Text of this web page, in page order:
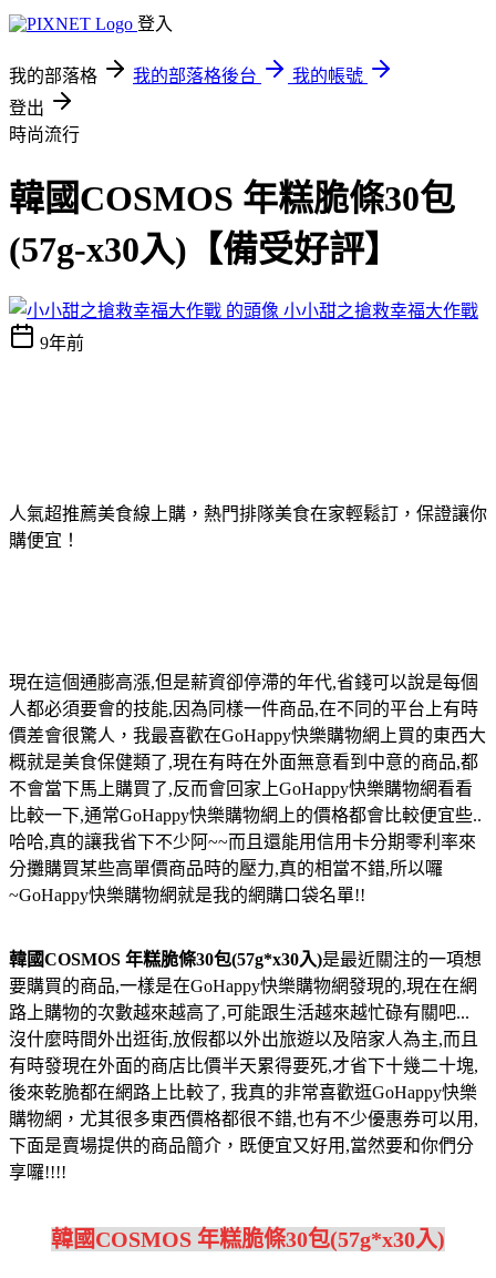
登入
我的部落格 我的部落格後台
我的帳號
登出
時尚流行
韓國COSMOS 年糕脆條30包
(57g-x30入)【備受好評】
小小甜之搶救幸福大作戰
9年前
人氣超推薦美食線上購，熱門排隊美食在家輕鬆訂，保證讓你
購便宜！
現在這個通膨高漲,但是薪資卻停滯的年代,省錢可以說是每個
人都必須要會的技能,因為同樣一件商品,在不同的平台上有時
價差會很驚人，我最喜歡在GoHappy快樂購物網上買的東西大
概就是美食保健類了,現在有時在外面無意看到中意的商品,都
不會當下馬上購買了,反而會回家上GoHappy快樂購物網看看
比較一下,通常GoHappy快樂購物網上的價格都會比較便宜些..
哈哈,真的讓我省下不少阿~~而且還能用信用卡分期零利率來
分攤購買某些高單價商品時的壓力,真的相當不錯,所以囉
~GoHappy快樂購物網就是我的網購口袋名單!!
韓國COSMOS 年糕脆條30包(57g*x30入)是最近關注的一項想
要購買的商品,一樣是在GoHappy快樂購物網發現的,現在在網
路上購物的次數越來越高了,可能跟生活越來越忙碌有關吧...
沒什麼時間外出逛街,放假都以外出旅遊以及陪家人為主,而且
有時發現在外面的商店比價半天累得要死,才省下十幾二十塊,
後來乾脆都在網路上比較了, 我真的非常喜歡逛GoHappy快樂
購物網，尤其很多東西價格都很不錯,也有不少優惠券可以用,
下面是賣場提供的商品簡介，既便宜又好用,當然要和你們分
享囉!!!!
韓國COSMOS 年糕脆條30包(57g*x30入)